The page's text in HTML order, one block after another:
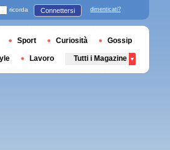
ricorda Connettersi dimenticati?
Sport Curiosità Gossip
Lavoro Tutti i Magazine